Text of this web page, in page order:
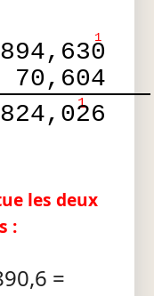
1
894,630
70,604
1
824,026
les deux
:
=